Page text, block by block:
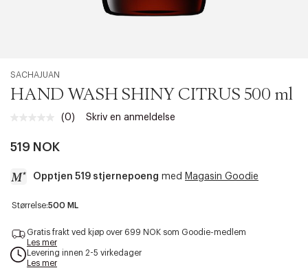
SACHAJUAN
HAND WASH SHINY CITRUS 500 ml
Ingen
(0) Skriv en anmeldelse
519 NOK
Opptjen 519 stjernepoeng med Magasin Goodie
a
c
s
Størrelse:500 ML
Gratis frakt ved kjøp over 699 NOK som Goodie-medlem
Les mer
Levering innen 2-5 virkedager
Les mer